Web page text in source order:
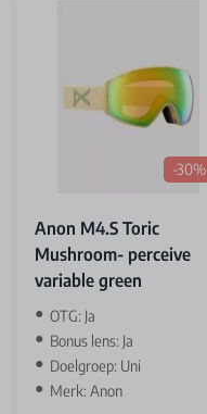
-30%
Anon M4.S Toric
Mushroom- perceive
variable green
OTG: Ja
Bonus lens: Ja
Doelgroep: Uni
Merk: Anon